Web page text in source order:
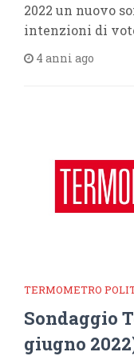
2022 un nuovo
intenzioni di
4 anni ago
TERMOMETRO
Sondaggio
giugno